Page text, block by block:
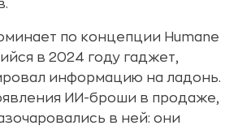
по концепции Humane
в 2024 году гаджет,
информацию на ладонь.
ИИ-броши в продаже,
в ней: они